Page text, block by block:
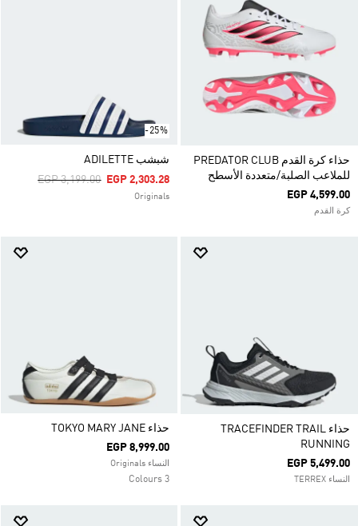
حذاء كرة القدم PREDATOR CLUB
للملاعب الصلبة/متعددة الأسطح
EGP 4,599.00
كرة القدم
-25%
شبشب ADILETTE
Price Reduced From
EGP 3,199.00ToEGP 2,303.28
Originals
حذاء TRACEFINDER TRAIL
RUNNING
EGP 5,499.00
النساء TERREX
حذاء TOKYO MARY JANE
EGP 8,999.00
النساء Originals
3 Colours